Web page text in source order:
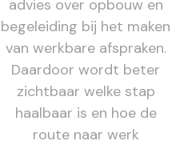
advies over opbouw en
begeleiding bij het maken
van werkbare afspraken.
Daardoor wordt beter
zichtbaar welke stap
haalbaar is en hoe de
route naar werk